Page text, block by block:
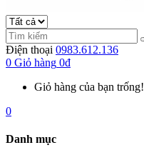
Điện thoại 0983.612.136
0 Giỏ hàng 0đ
Giỏ hàng của bạn trống!
0
Danh mục